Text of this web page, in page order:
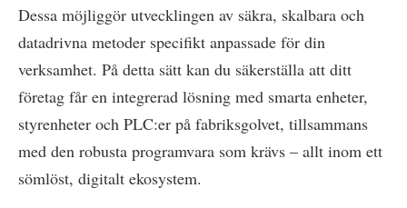
Dessa möjliggör utvecklingen av säkra, skalbara och
datadrivna metoder specifikt anpassade för din
verksamhet. På detta sätt kan du säkerställa att ditt
företag får en integrerad lösning med smarta enheter,
styrenheter och PLC:er på fabriksgolvet, tillsammans
med den robusta programvara som krävs – allt inom ett
sömlöst, digitalt ekosystem.